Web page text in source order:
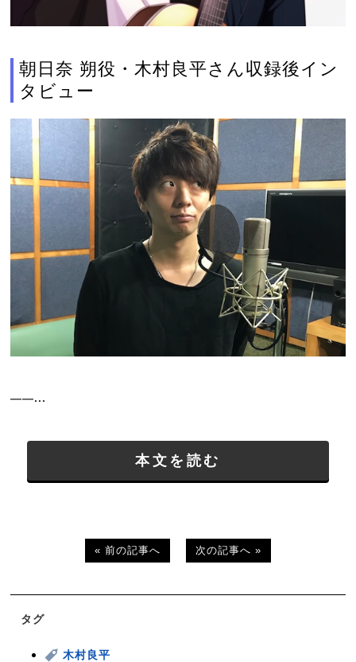
朝日奈 朔役・木村良平さん収録後イン
タビュー
――...
本文を読む
« 前の記事へ 次の記事へ »
タグ
木村良平